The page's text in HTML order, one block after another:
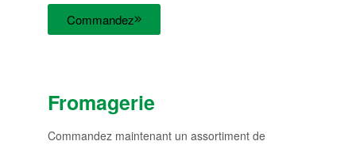
Commandez
Fromagerie
Commandez maintenant un assortiment de